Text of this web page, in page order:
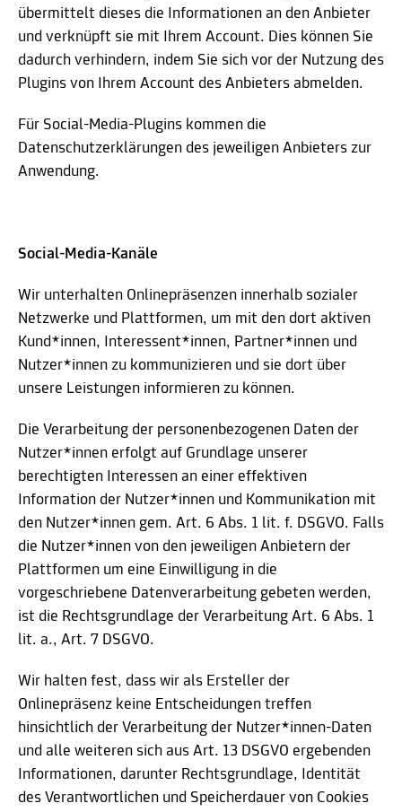
übermittelt dieses die Informationen an den Anbieter
und verknüpft sie mit Ihrem Account. Dies können Sie
dadurch verhindern, indem Sie sich vor der Nutzung des
Plugins von Ihrem Account des Anbieters abmelden.
Für Social-Media-Plugins kommen die
Datenschutzerklärungen des jeweiligen Anbieters zur
Anwendung.
Social-Media-Kanäle
Wir unterhalten Onlinepräsenzen innerhalb sozialer
Netzwerke und Plattformen, um mit den dort aktiven
Kund*innen, Interessent*innen, Partner*innen und
Nutzer*innen zu kommunizieren und sie dort über
unsere Leistungen informieren zu können.
Die Verarbeitung der personenbezogenen Daten der
Nutzer*innen erfolgt auf Grundlage unserer
berechtigten Interessen an einer effektiven
Information der Nutzer*innen und Kommunikation mit
den Nutzer*innen gem. Art. 6 Abs. 1 lit. f. DSGVO. Falls
die Nutzer*innen von den jeweiligen Anbietern der
Plattformen um eine Einwilligung in die
vorgeschriebene Datenverarbeitung gebeten werden,
ist die Rechtsgrundlage der Verarbeitung Art. 6 Abs. 1
lit. a., Art. 7 DSGVO.
Wir halten fest, dass wir als Ersteller der
Onlinepräsenz keine Entscheidungen treffen
hinsichtlich der Verarbeitung der Nutzer*innen-Daten
und alle weiteren sich aus Art. 13 DSGVO ergebenden
Informationen, darunter Rechtsgrundlage, Identität
des Verantwortlichen und Speicherdauer von Cookies